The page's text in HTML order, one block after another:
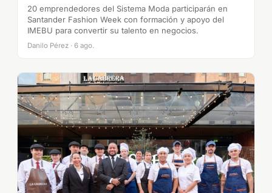
20 emprendedores del Sistema Moda participarán en
Santander Fashion Week con formación y apoyo del
IMEBU para convertir su talento en negocios.
Danilo Pérez · 6 ago.